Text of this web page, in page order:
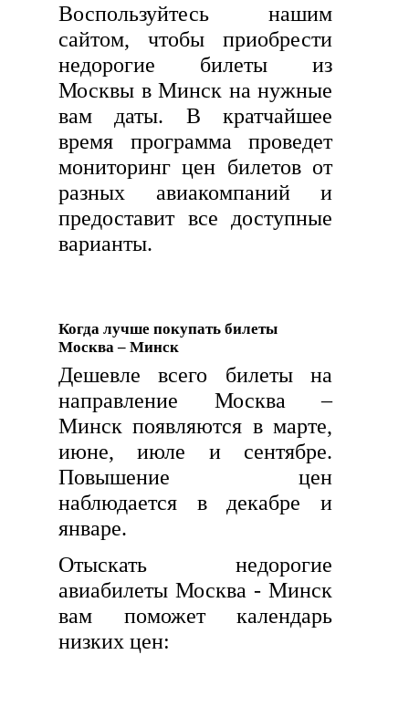
Воспользуйтесь нашим
сайтом, чтобы приобрести
недорогие билеты из
Москвы в Минск на нужные
вам даты. В кратчайшее
время программа проведет
мониторинг цен билетов от
разных авиакомпаний и
предоставит все доступные
варианты.
Когда лучше покупать билеты
Москва – Минск
Дешевле всего билеты на
направление Москва –
Минск появляются в марте,
июне, июле и сентябре.
Повышение цен
наблюдается в декабре и
январе.
Отыскать недорогие
авиабилеты Москва - Минск
вам поможет календарь
низких цен: